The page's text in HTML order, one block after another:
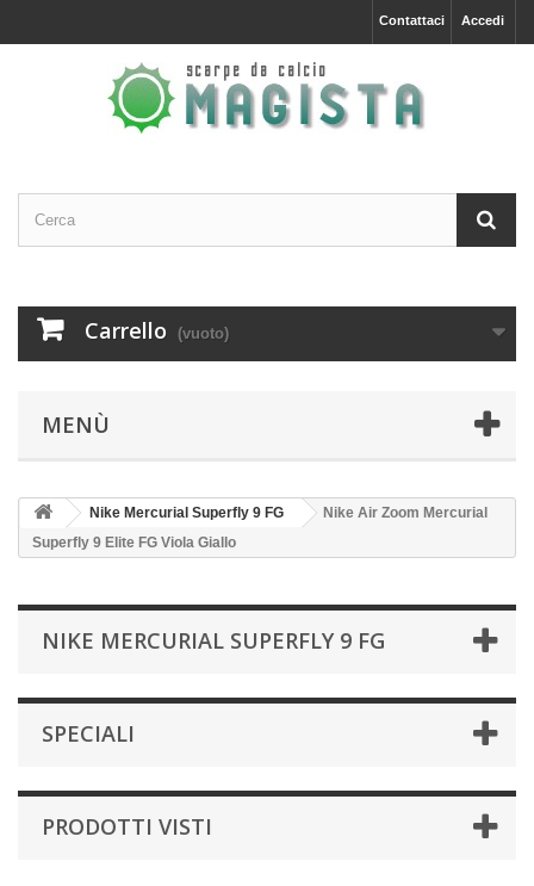
Accedi
Contattaci
Carrello (vuoto)
MENÙ
Nike Mercurial Superfly 9 FG
Nike Air Zoom Mercurial
Superfly 9 Elite FG Viola Giallo
NIKE MERCURIAL SUPERFLY 9 FG
SPECIALI
PRODOTTI VISTI